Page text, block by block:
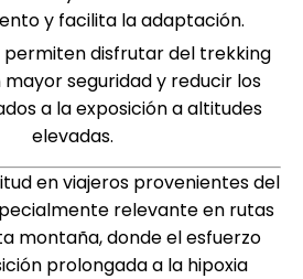
y facilita la adaptación.
permiten disfrutar del trekking
seguridad y reducir los
a la exposición a altitudes
elevadas.
en viajeros provenientes del
relevante en rutas
montaña, donde el esfuerzo
prolongada a la hipoxia